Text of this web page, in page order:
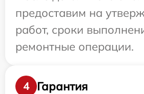
предоставим на
работ, сроки
ремонтные операции.
4
Гарантия